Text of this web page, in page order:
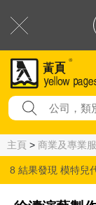
主頁 > 商業及專業
8 結果發現 模特兒